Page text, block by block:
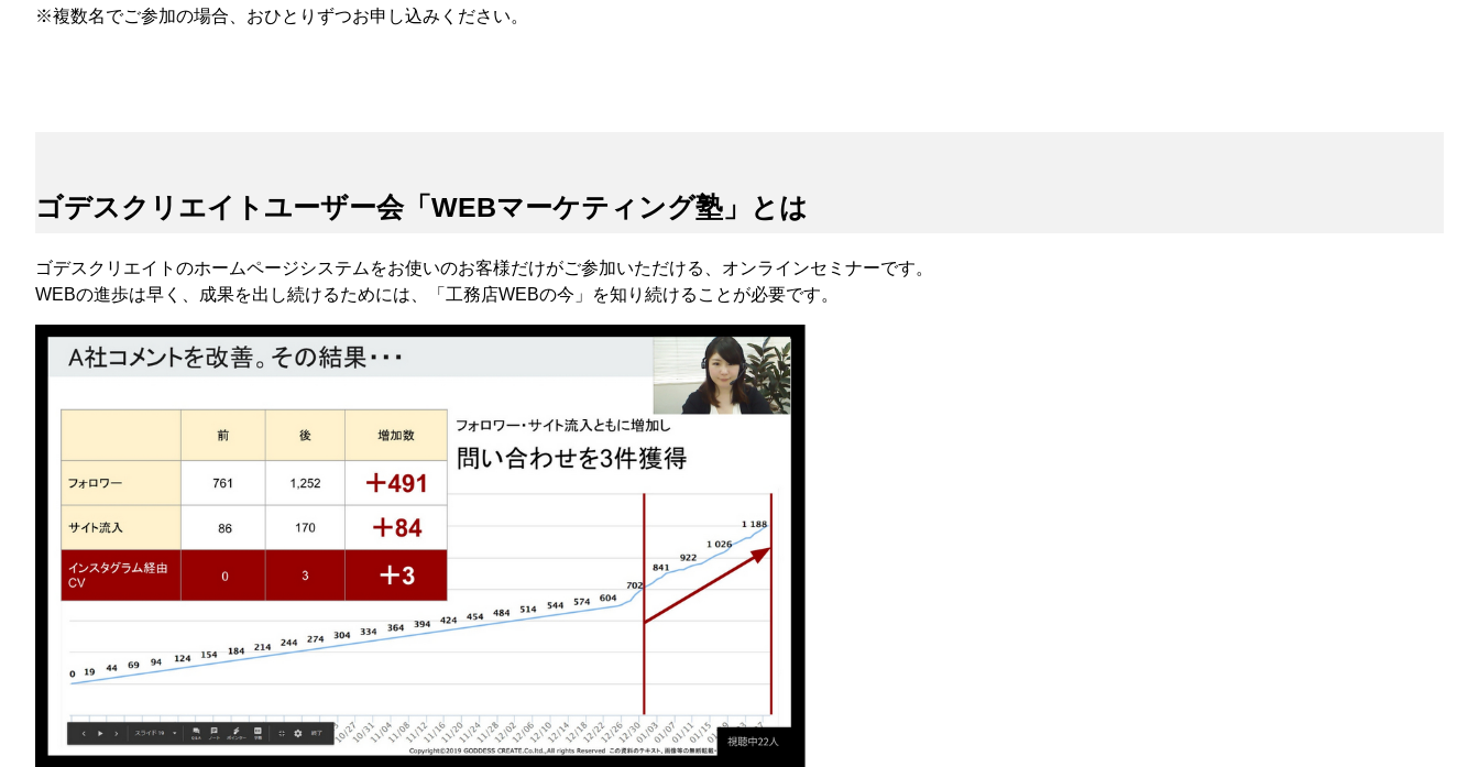
※複数名でご参加の場合、おひとりずつお申し込みください。
ゴデスクリエイトユーザー会「WEBマーケティング塾」とは
ゴデスクリエイトのホームページシステムをお使いのお客様だけがご参加いただける、オンラインセミナーです。
WEBの進歩は早く、成果を出し続けるためには、「工務店WEBの今」を知り続けることが必要です。